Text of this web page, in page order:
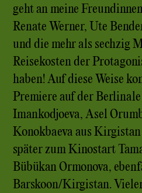
geht an meine
Renate Werner, Ute
und die mehr als sechzig
Reisekosten der
haben! Auf diese Weise
Premiere auf der
Imankodjoeva, Asel
Konokbaeva aus
später zum Kinostart
Bübükan Ormonova,
Barskoon/Kirgistan.